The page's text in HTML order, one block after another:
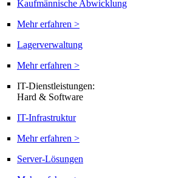
Kaufmännische Abwicklung
Mehr erfahren >
Lagerverwaltung
Mehr erfahren >
IT-Dienstleistungen:
Hard & Software
IT-Infrastruktur
Mehr erfahren >
Server-Lösungen